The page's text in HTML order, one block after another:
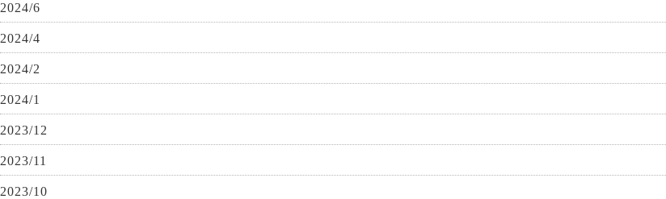
2024/6
2024/4
2024/2
2024/1
2023/12
2023/11
2023/10